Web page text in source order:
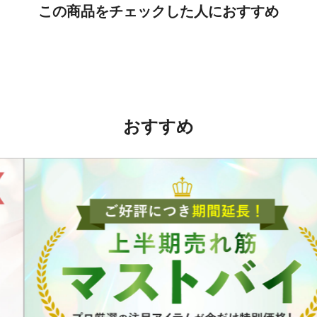
この商品をチェックした人におすすめ
おすすめ